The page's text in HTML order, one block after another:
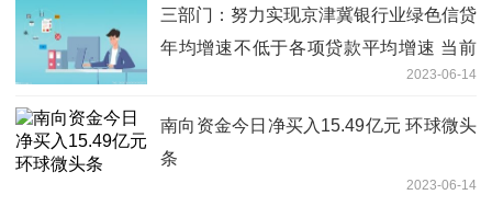
三部门：努力实现京津冀银行业绿色信贷
年均增速不低于各项贷款平均增速 当前
2023-06-14
南向资金今日净买入15.49亿元 环球微头
条
2023-06-14